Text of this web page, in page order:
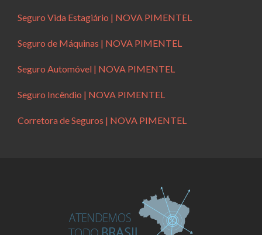
Seguro Vida Estagiário | NOVA PIMENTEL
Seguro de Máquinas | NOVA PIMENTEL
Seguro Automóvel | NOVA PIMENTEL
Seguro Incêndio | NOVA PIMENTEL
Corretora de Seguros | NOVA PIMENTEL